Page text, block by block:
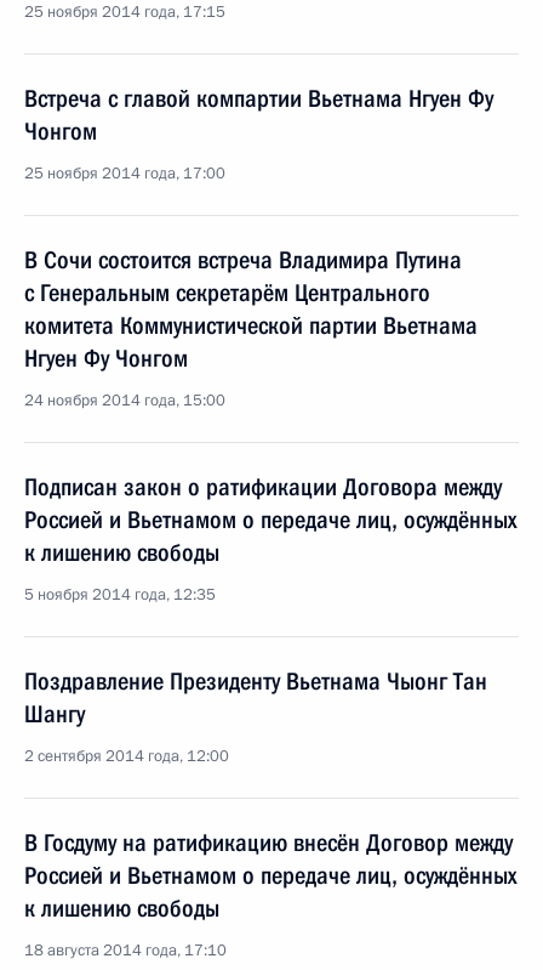
25 ноября 2014 года, 17:15
Встреча с главой компартии Вьетнама Нгуен Фу
Чонгом
25 ноября 2014 года, 17:00
В Сочи состоится встреча Владимира Путина
с Генеральным секретарём Центрального
комитета Коммунистической партии Вьетнама
Нгуен Фу Чонгом
24 ноября 2014 года, 15:00
Подписан закон о ратификации Договора между
Россией и Вьетнамом о передаче лиц, осуждённых
к лишению свободы
5 ноября 2014 года, 12:35
Поздравление Президенту Вьетнама Чыонг Тан
Шангу
2 сентября 2014 года, 12:00
В Госдуму на ратификацию внесён Договор между
Россией и Вьетнамом о передаче лиц, осуждённых
к лишению свободы
18 августа 2014 года, 17:10